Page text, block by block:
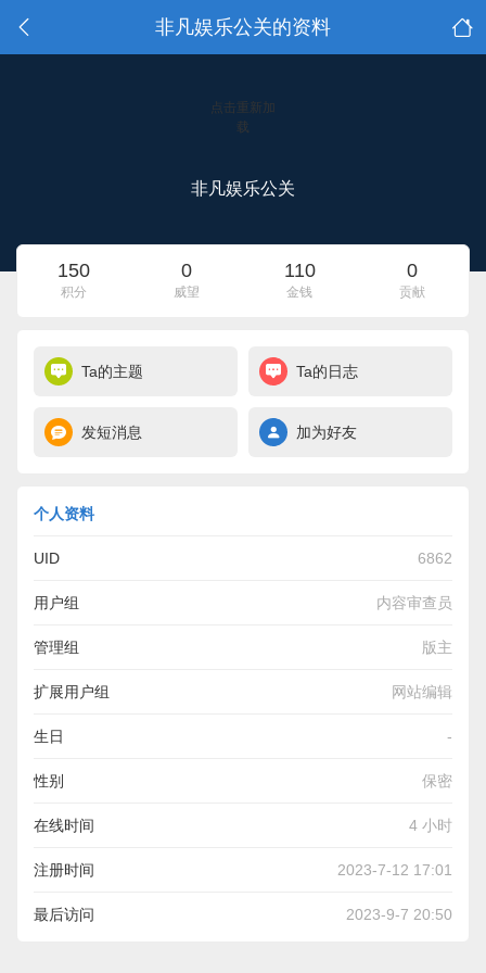
非凡娱乐公关的资料
点击重新加
载
非凡娱乐公关
150
积分
0
威望
110
金钱
0
贡献
Ta的主题 Ta的日志
发短消息 加为好友
个人资料
UID 6862
用户组 内容审查员
管理组 版主
扩展用户组 网站编辑
生日 -
性别 保密
在线时间 4 小时
注册时间 2023-7-12 17:01
最后访问 2023-9-7 20:50